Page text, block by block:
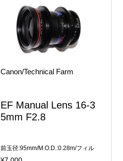
Canon/Technical Farm
EF Manual Lens 16-3
5mm F2.8
前玉径:95mm/M.O.D.:0.28m/フィル